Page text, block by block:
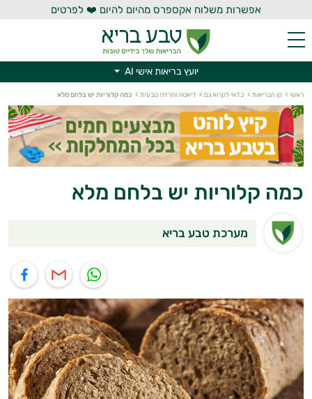
אפשרות משלוח אקספרס מהיום להיום ❤️ לפרטים
יועץ בריאות אישי AI
ראשי > קו הבריאות > כדאי לקרוא גם > דיאטה והרזיה טבעית > כמה קלוריות יש בלחם מלא
כמה קלוריות יש בלחם מלא
מערכת טבע בריא
יועץ בריאות אישי AI